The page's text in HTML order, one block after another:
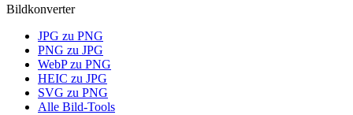
Bildkonverter
JPG zu PNG
PNG zu JPG
WebP zu PNG
HEIC zu JPG
SVG zu PNG
Alle Bild-Tools